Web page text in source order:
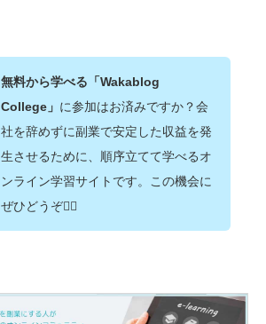
無料から学べる「Wakablog
College」 に参加はお済みですか？会
社を辞めずに副業で安定した収益を発
生させるために、順序立てて学べるオ
ンライン学習サイトです。この機会に
ぜひどうぞ💁‍♂️